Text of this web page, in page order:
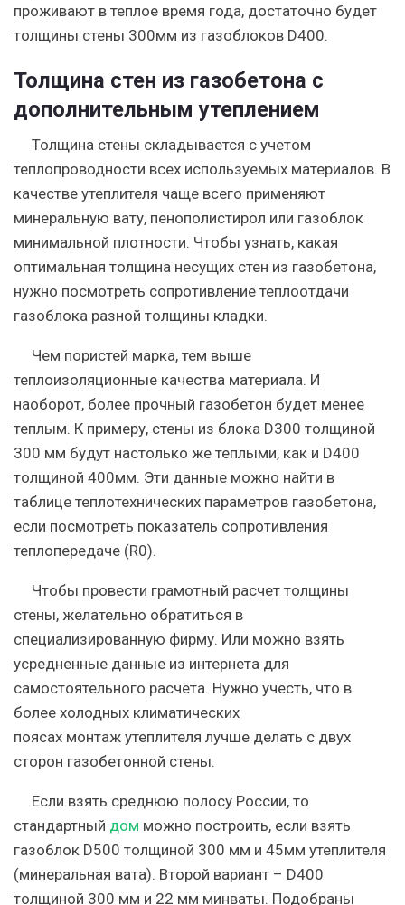
проживают в теплое время года, достаточно будет
толщины стены 300мм из газоблоков D400.
Толщина стен из газобетона с
дополнительным утеплением
Толщина стены складывается с учетом
теплопроводности всех используемых материалов. В
качестве утеплителя чаще всего применяют
минеральную вату, пенополистирол или газоблок
минимальной плотности. Чтобы узнать, какая
оптимальная толщина несущих стен из газобетона,
нужно посмотреть сопротивление теплоотдачи
газоблока разной толщины кладки.
Чем пористей марка, тем выше
теплоизоляционные качества материала. И
наоборот, более прочный газобетон будет менее
теплым. К примеру, стены из блока D300 толщиной
300 мм будут настолько же теплыми, как и D400
толщиной 400мм. Эти данные можно найти в
таблице теплотехнических параметров газобетона,
если посмотреть показатель сопротивления
теплопередаче (R0).
Чтобы провести грамотный расчет толщины
стены, желательно обратиться в
специализированную фирму. Или можно взять
усредненные данные из интернета для
самостоятельного расчёта. Нужно учесть, что в
более холодных климатических
поясах монтаж утеплителя лучше делать с двух
сторон газобетонной стены.
Если взять среднюю полосу России, то
стандартный дом можно построить, если взять
газоблок D500 толщиной 300 мм и 45мм утеплителя
(минеральная вата). Второй вариант – D400
толщиной 300 мм и 22 мм минваты. Подобраны